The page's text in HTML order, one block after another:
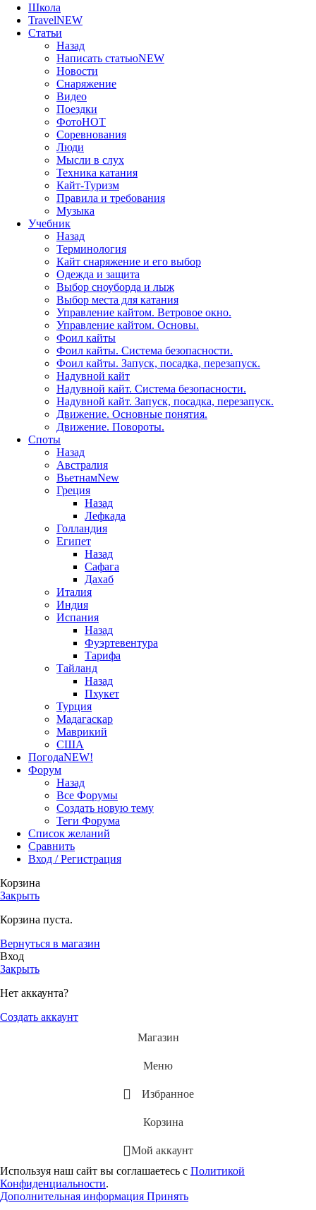
Школа
TravelNEW
Статьи
Назад
Написать статьюNEW
Новости
Снаряжение
Видео
Поездки
ФотоHOT
Соревнования
Люди
Мысли в слух
Техника катания
Кайт-Туризм
Правила и требования
Музыка
Учебник
Назад
Терминология
Кайт снаряжение и его выбор
Одежда и защита
Выбор сноуборда и лыж
Выбор места для катания
Управление кайтом. Ветровое окно.
Управление кайтом. Основы.
Фоил кайты
Фоил кайты. Система безопасности.
Фоил кайты. Запуск, посадка, перезапуск.
Надувной кайт
Надувной кайт. Система безопасности.
Надувной кайт. Запуск, посадка, перезапуск.
Движение. Основные понятия.
Движение. Повороты.
Споты
Назад
Австралия
ВьетнамNew
Греция
Назад
Лефкада
Голландия
Египет
Назад
Сафага
Дахаб
Италия
Индия
Испания
Назад
Фуэртевентура
Тарифа
Тайланд
Назад
Пхукет
Турция
Мадагаскар
Маврикий
США
ПогодаNEW!
Форум
Назад
Все Форумы
Создать новую тему
Теги Форума
Список желаний
Сравнить
Вход / Регистрация
Корзина
Закрыть
Корзина пуста.
Вернуться в магазин
Вход
Закрыть
Нет аккаунта?
Создать аккаунт
Магазин
Меню
Избранное
Корзина
Мой аккаунт
Используя наш сайт вы соглашаетесь с Политикой
Конфиденциальности.
Дополнительная информация Принять